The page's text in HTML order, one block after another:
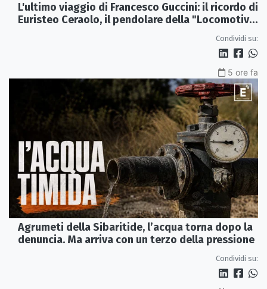
L'ultimo viaggio di Francesco Guccini: il ricordo di
Euristeo Ceraolo, il pendolare della "Locomotiva
Condividi su:
5 ore fa
Agrumeti della Sibaritide, l’acqua torna dopo la
denuncia. Ma arriva con un terzo della pressione
Condividi su: